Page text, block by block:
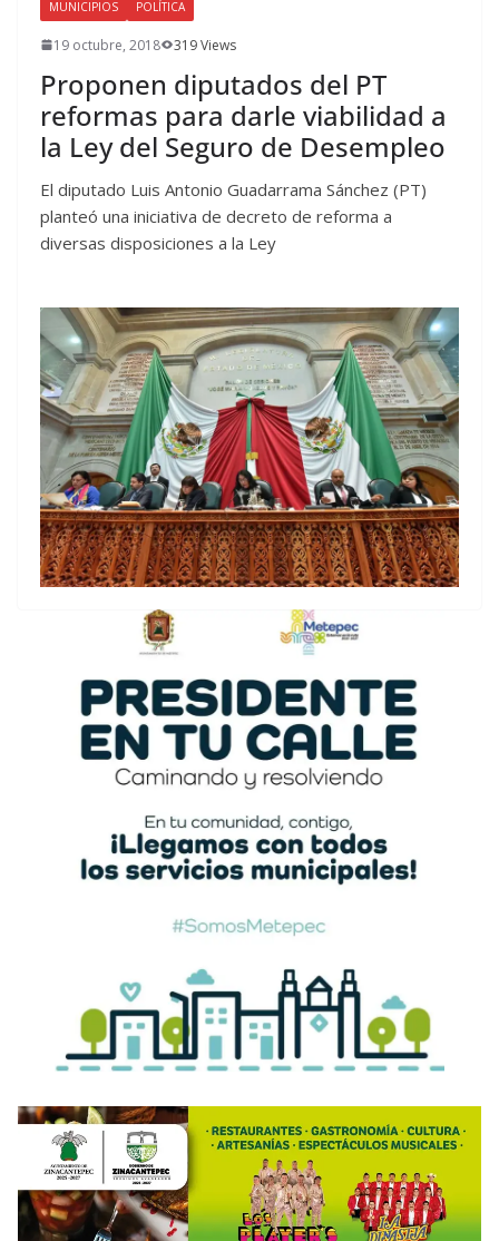
MUNICIPIOS POLÍTICA
19 octubre, 2018 319 Views
Proponen diputados del PT
reformas para darle viabilidad a
la Ley del Seguro de Desempleo
El diputado Luis Antonio Guadarrama Sánchez (PT)
planteó una iniciativa de decreto de reforma a
diversas disposiciones a la Ley